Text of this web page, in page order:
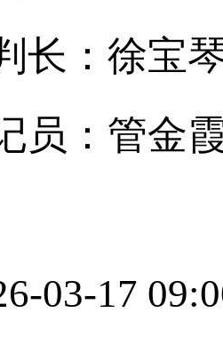
长：徐宝
员：管金
03-17